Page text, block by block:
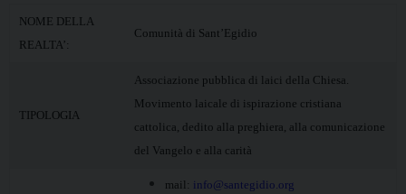
NOME DELLA
REALTA’:
Comunità di Sant’Egidio
TIPOLOGIA
Associazione pubblica di laici della Chiesa.
Movimento laicale di ispirazione cristiana
cattolica, dedito alla preghiera, alla comunicazione
del Vangelo e alla carità
mail: info@santegidio.org